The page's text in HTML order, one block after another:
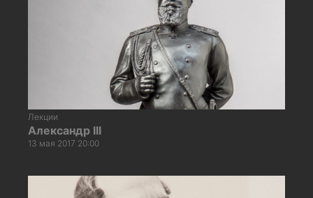
Лекции
Александр III
13 мая 2017 20:00